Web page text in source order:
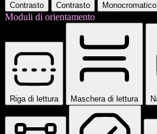
Contrasto Contrasto Monocromatico
Moduli di orientamento
Riga di lettura Maschera di lettura